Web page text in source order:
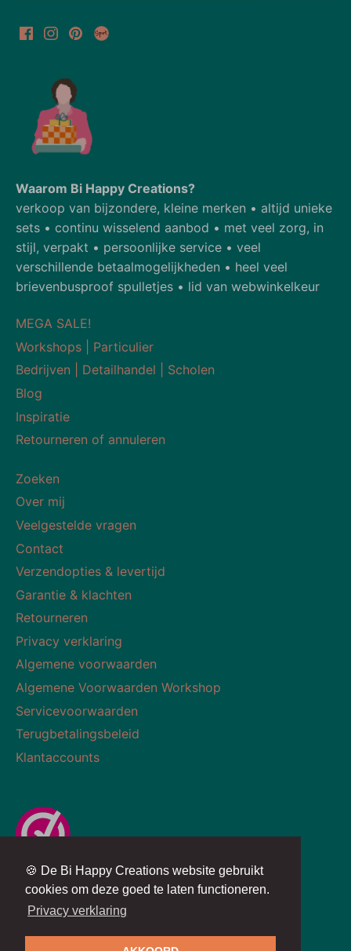
🍪 De Bi Happy Creations website gebruikt
cookies om deze goed te laten functioneren.
Privacy verklaring
Waarom Bi Happy Creations?
verkoop van bijzondere, kleine merken • altijd unieke
sets • continu wisselend aanbod • met veel zorg, in
stijl, verpakt • persoonlijke service • veel
verschillende betaalmogelijkheden • heel veel
brievenbusproof spulletjes • lid van webwinkelkeur
MEGA SALE!
Workshops | Particulier
Bedrijven | Detailhandel | Scholen
Blog
Inspiratie
Retourneren of annuleren
Zoeken
Over mij
Veelgestelde vragen
Contact
Verzendopties & levertijd
Garantie & klachten
Retourneren
Privacy verklaring
Algemene voorwaarden
Algemene Voorwaarden Workshop
Servicevoorwaarden
Terugbetalingsbeleid
Klantaccounts
Valuta Taal
Algemene voorwaarden © 2026